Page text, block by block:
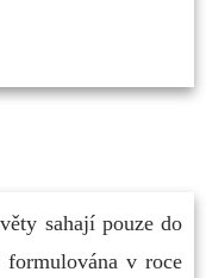
sahají pouze do
v roce